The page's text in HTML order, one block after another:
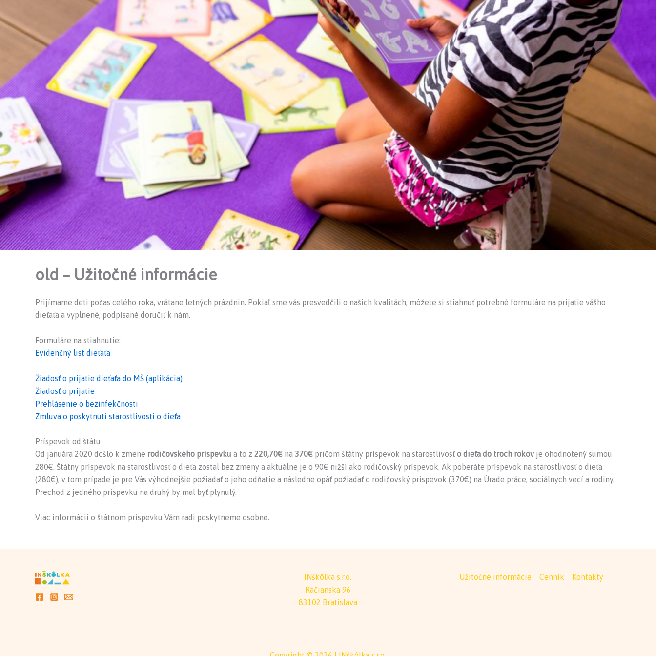
old – Užitočné informácie
Prijímame deti počas celého roka, vrátane letných prázdnin. Pokiaľ sme vás presvedčili o našich kvalitách, môžete si stiahnuť potrebné formuláre na prijatie vášho
dieťaťa a vyplnené, podpísané doručiť k nám.
Formuláre na stiahnutie:
Evidenčný list dieťaťa
Žiadosť o prijatie dieťaťa do MŠ (aplikácia)
Žiadosť o prijatie
Prehlásenie o bezinfekčnosti
Zmluva o poskytnutí starostlivosti o dieťa
Príspevok od štátu
Od januára 2020 došlo k zmene rodičovského príspevku a to z 220,70€ na 370€ pričom štátny príspevok na starostlivosťo dieťa do troch rokov je ohodnotený sumou
280€. Štátny príspevok na starostlivosť o dieťa zostal bez zmeny a aktuálne je o 90€ nižší ako rodičovský príspevok. Ak poberáte príspevok na starostlivosť o dieťa
(280€), v tom prípade je pre Vás výhodnejšie požiadať o jeho odňatie a následne opäť požiadať o rodičovský príspevok (370€) na Úrade práce, sociálnych vecí a rodiny.
Prechod z jedného príspevku na druhý by mal byť plynulý.
Viac informácií o štátnom príspevku Vám radi poskytneme osobne.
INškôlka s.r.o.
Račianska 96
83102 Bratislava
Užitočné informácie Cenník Kontakty